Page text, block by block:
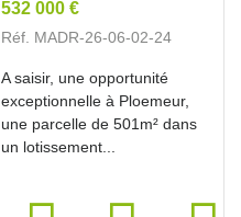
532 000 €
Réf. MADR-26-06-02-24
A saisir, une opportunité
exceptionnelle à Ploemeur,
une parcelle de 501m² dans
un lotissement...